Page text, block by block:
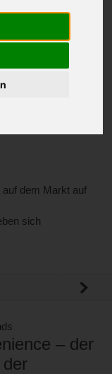
auf dem Markt auf
sich
– der